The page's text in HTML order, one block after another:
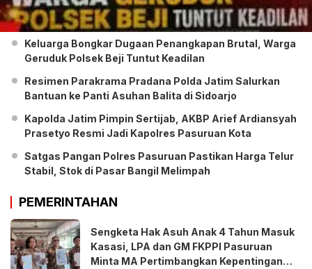
Keluarga Bongkar Dugaan Penangkapan Brutal, Warga
Geruduk Polsek Beji Tuntut Keadilan
Resimen Parakrama Pradana Polda Jatim Salurkan
Bantuan ke Panti Asuhan Balita di Sidoarjo
Kapolda Jatim Pimpin Sertijab, AKBP Arief Ardiansyah
Prasetyo Resmi Jadi Kapolres Pasuruan Kota
Satgas Pangan Polres Pasuruan Pastikan Harga Telur
Stabil, Stok di Pasar Bangil Melimpah
PEMERINTAHAN
Sengketa Hak Asuh Anak 4 Tahun Masuk
Kasasi, LPA dan GM FKPPI Pasuruan
Minta MA Pertimbangkan Kepentingan